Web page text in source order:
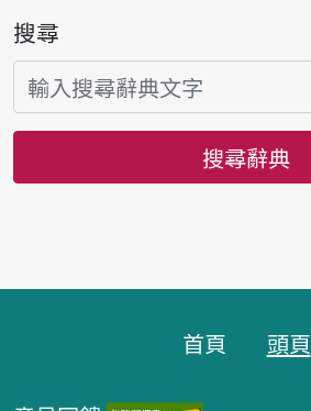
搜尋
搜尋辭典
首頁 頭頁